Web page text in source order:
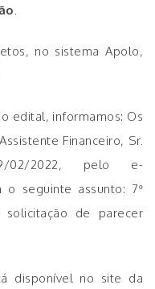
no sistema Apolo,
edital, informamos: Os
Financeiro, Sr.
2022, pelo e-
o seguinte assunto: 7º
solicitação de parecer
disponível no site da